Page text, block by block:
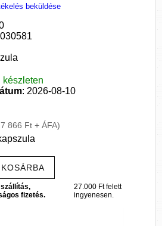
beküldése
készleten
: 2026-08-10
866 Ft + ÁFA)
KOSÁRBA
fizetés.
27.000 Ft felett
ingyenesen.